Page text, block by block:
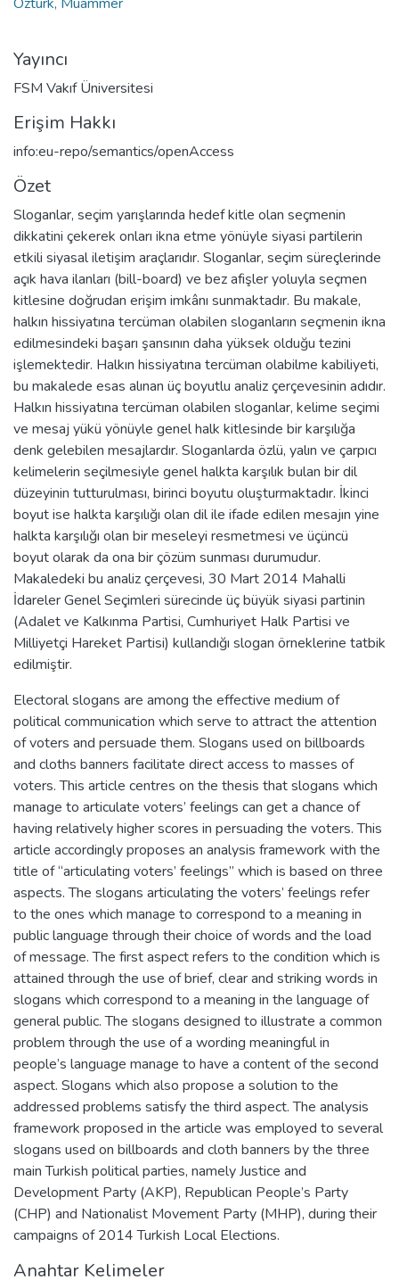
Yayıncı
FSM Vakıf Üniversitesi
Erişim Hakkı
info:eu-repo/semantics/openAccess
Özet
Sloganlar, seçim yarışlarında hedef kitle olan seçmenin
dikkatini çekerek onları ikna etme yönüyle siyasi partilerin
etkili siyasal iletişim araçlarıdır. Sloganlar, seçim süreçlerinde
açık hava ilanları (bill-board) ve bez afişler yoluyla seçmen
kitlesine doğrudan erişim imkânı sunmaktadır. Bu makale,
halkın hissiyatına tercüman olabilen sloganların seçmenin ikna
edilmesindeki başarı şansının daha yüksek olduğu tezini
işlemektedir. Halkın hissiyatına tercüman olabilme kabiliyeti,
bu makalede esas alınan üç boyutlu analiz çerçevesinin adıdır.
Halkın hissiyatına tercüman olabilen sloganlar, kelime seçimi
ve mesaj yükü yönüyle genel halk kitlesinde bir karşılığa
denk gelebilen mesajlardır. Sloganlarda özlü, yalın ve çarpıcı
kelimelerin seçilmesiyle genel halkta karşılık bulan bir dil
düzeyinin tutturulması, birinci boyutu oluşturmaktadır. İkinci
boyut ise halkta karşılığı olan dil ile ifade edilen mesajın yine
halkta karşılığı olan bir meseleyi resmetmesi ve üçüncü
boyut olarak da ona bir çözüm sunması durumudur.
Makaledeki bu analiz çerçevesi, 30 Mart 2014 Mahalli
İdareler Genel Seçimleri sürecinde üç büyük siyasi partinin
(Adalet ve Kalkınma Partisi, Cumhuriyet Halk Partisi ve
Milliyetçi Hareket Partisi) kullandığı slogan örneklerine tatbik
edilmiştir.
Electoral slogans are among the effective medium of
political communication which serve to attract the attention
of voters and persuade them. Slogans used on billboards
and cloths banners facilitate direct access to masses of
voters. This article centres on the thesis that slogans which
manage to articulate voters’ feelings can get a chance of
having relatively higher scores in persuading the voters. This
article accordingly proposes an analysis framework with the
title of “articulating voters’ feelings” which is based on three
aspects. The slogans articulating the voters’ feelings refer
to the ones which manage to correspond to a meaning in
public language through their choice of words and the load
of message. The first aspect refers to the condition which is
attained through the use of brief, clear and striking words in
slogans which correspond to a meaning in the language of
general public. The slogans designed to illustrate a common
problem through the use of a wording meaningful in
people’s language manage to have a content of the second
aspect. Slogans which also propose a solution to the
addressed problems satisfy the third aspect. The analysis
framework proposed in the article was employed to several
slogans used on billboards and cloth banners by the three
main Turkish political parties, namely Justice and
Development Party (AKP), Republican People’s Party
(CHP) and Nationalist Movement Party (MHP), during their
campaigns of 2014 Turkish Local Elections.
Anahtar Kelimeler